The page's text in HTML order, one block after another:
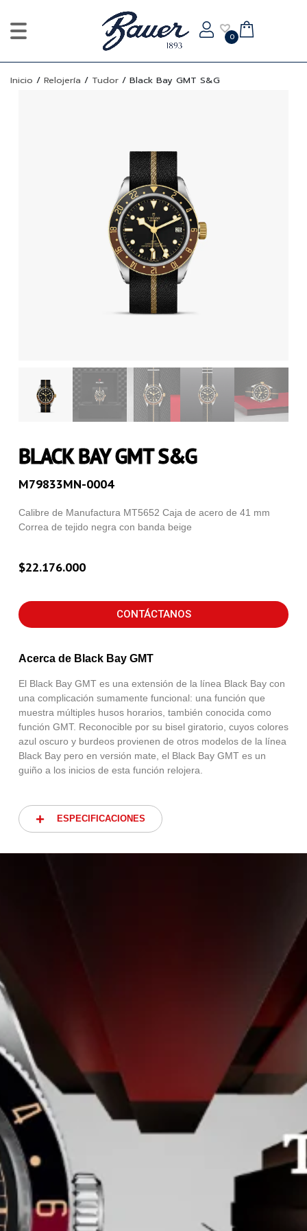
0
Inicio / Relojería / Tudor / Black Bay GMT S&G
BLACK BAY GMT S&G
M79833MN-0004
Calibre de Manufactura MT5652 Caja de acero de 41 mm
Correa de tejido negra con banda beige
$22.176.000
CONTÁCTANOS
Acerca de Black Bay GMT
El Black Bay GMT es una extensión de la línea Black Bay con
una complicación sumamente funcional: una función que
muestra múltiples husos horarios, también conocida como
función GMT. Reconocible por su bisel giratorio, cuyos colores
azul oscuro y burdeos provienen de otros modelos de la línea
Black Bay pero en versión mate, el Black Bay GMT es un
guiño a los inicios de esta función relojera.
ESPECIFICACIONES
Bisel giratorio bidireccional de 48 muescas con un
núcleo de acero recubierto de 0,3 mm de oro amarillo.
Disco de aluminio anodizado graduado 24 horas en
color marrón y negro mate
MOVIMIENTO
Calibre de manufactura MT5652 (COSC)
Movimiento mecánico de cuerda automática
con rotor bidireccional Ingeniería exclusiva
ESFERA